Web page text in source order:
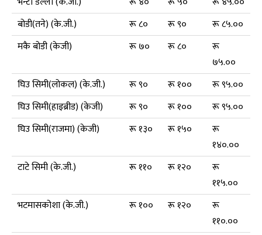
बोडी(तने) (के.जी.)
रू ८० रू ९०
रू ८५.००
मकै बोडी (केजी)
रू ७० रू ८०
रू
७५.००
घिउ सिमी(लोकल) (के.जी.)
रू ९० रू १००
रू ९५.००
घिउ सिमी(हाइब्रीड) (केजी)
रू ९० रू १००
रू ९५.००
घिउ सिमी(राजमा) (केजी)
रू १३० रू १५०
रू
१४०.००
टाटे सिमी (के.जी.)
रू ११० रू १२०
रू
११५.००
भटमासकोशा (के.जी.)
रू १०० रू १२०
रू
११०.००